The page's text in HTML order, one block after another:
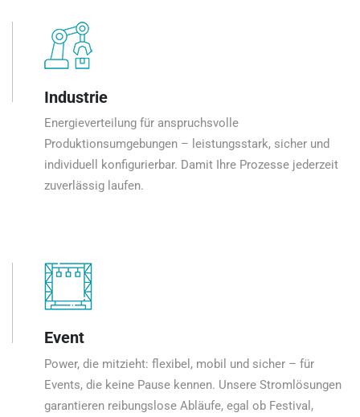
Industrie
Energieverteilung für anspruchsvolle
Produktionsumgebungen – leistungsstark, sicher und
individuell konfigurierbar. Damit Ihre Prozesse jederzeit
zuverlässig laufen.
Event
Power, die mitzieht: flexibel, mobil und sicher – für
Events, die keine Pause kennen. Unsere Stromlösungen
garantieren reibungslose Abläufe, egal ob Festival,